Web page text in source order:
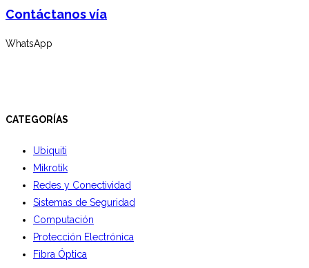
Contáctanos vía
WhatsApp
CATEGORÍAS
Ubiquiti
Mikrotik
Redes y Conectividad
Sistemas de Seguridad
Computación
Protección Electrónica
Fibra Óptica